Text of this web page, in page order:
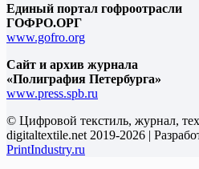
Единый портал гофроотрасли
ГОФРО.ОРГ
www.gofro.org
Сайт и архив журнала
«Полиграфия Петербурга»
www.press.spb.ru
© Цифровой текстиль, журнал,
digitaltextile.net 2019-2026 |
PrintIndustry.ru